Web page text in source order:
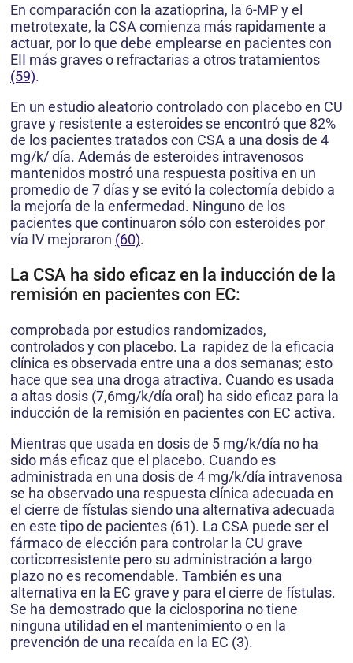
En comparación con la azatioprina, la 6-MP y el
metrotexate, la CSA comienza más rapidamente a
actuar, por lo que debe emplearse en pacientes con
EII más graves o refractarias a otros tratamientos
(59).
En un estudio aleatorio controlado con placebo en CU
grave y resistente a esteroides se encontró que 82%
de los pacientes tratados con CSA a una dosis de 4
mg/k/ día. Además de esteroides intravenosos
mantenidos mostró una respuesta positiva en un
promedio de 7 días y se evitó la colectomía debido a
la mejoría de la enfermedad. Ninguno de los
pacientes que continuaron sólo con esteroides por
vía IV mejoraron (60).
La CSA ha sido eficaz en la inducción de la
remisión en pacientes con EC:
comprobada por estudios randomizados,
controlados y con placebo. La rapidez de la eficacia
clínica es observada entre una a dos semanas; esto
hace que sea una droga atractiva. Cuando es usada
a altas dosis (7,6mg/k/día oral) ha sido eficaz para la
inducción de la remisión en pacientes con EC activa.
Mientras que usada en dosis de 5 mg/k/día no ha
sido más eficaz que el placebo. Cuando es
administrada en una dosis de 4 mg/k/día intravenosa
se ha observado una respuesta clínica adecuada en
el cierre de fístulas siendo una alternativa adecuada
en este tipo de pacientes (61). La CSA puede ser el
fármaco de elección para controlar la CU grave
corticorresistente pero su administración a largo
plazo no es recomendable. También es una
alternativa en la EC grave y para el cierre de fístulas.
Se ha demostrado que la ciclosporina no tiene
ninguna utilidad en el mantenimiento o en la
prevención de una recaída en la EC (3).